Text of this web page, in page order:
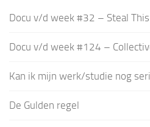
Docu v/d week #32 – Steal
Docu v/d week #124 –
Kan ik mijn werk/studie nog
De Gulden regel